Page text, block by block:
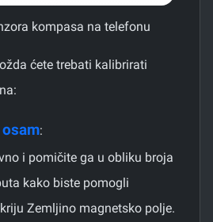
kompasa na telefonu
ćete trebati kalibrirati
:
i pomičite ga u obliku broja
kako biste pomogli
Zemljino magnetsko polje.